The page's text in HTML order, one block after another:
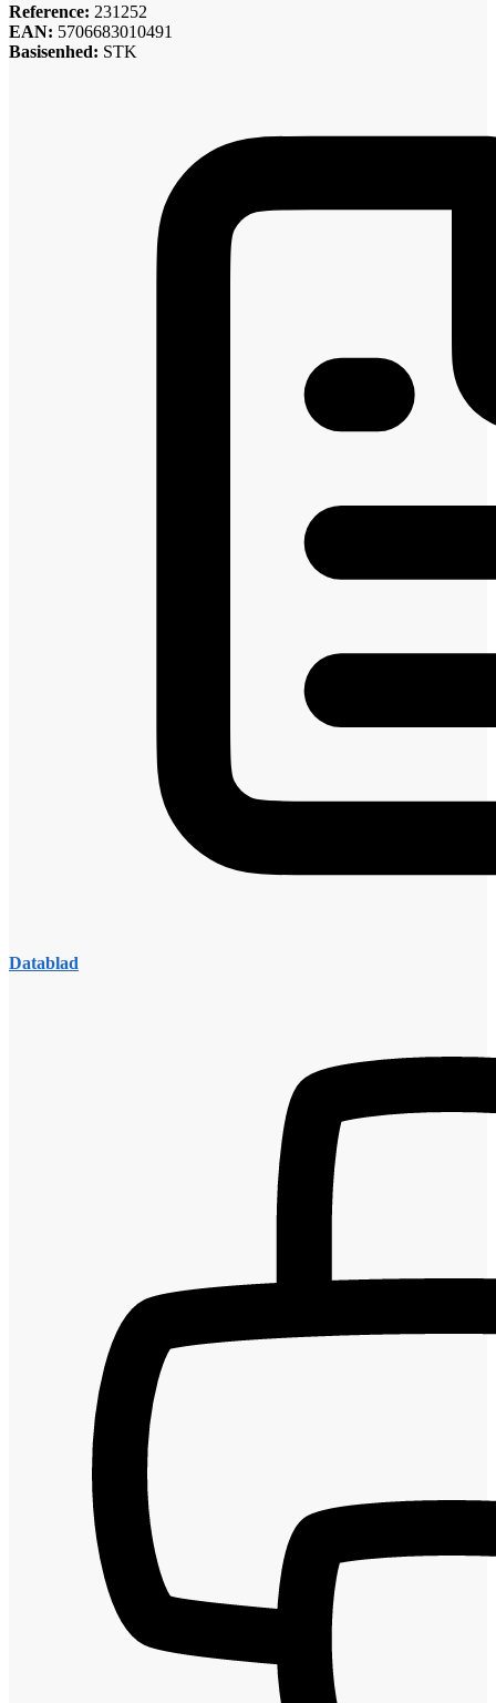
Reference: 231252
EAN: 5706683010491
Basisenhed: STK
Datablad